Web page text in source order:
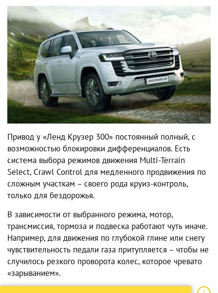
Привод у «Ленд Крузер 300» постоянный полный, с
возможностью блокировки дифференциалов. Есть
система выбора режимов движения Multi-Terrain
Select, Crawl Control для медленного продвижения по
сложным участкам – своего рода круиз-контроль,
только для бездорожья.
В зависимости от выбранного режима, мотор,
трансмиссия, тормоза и подвеска работают чуть иначе.
Например, для движения по глубокой глине или снегу
чувствительность педали газа притупляется – чтобы не
случилось резкого проворота колес, которое чревато
«зарыванием».